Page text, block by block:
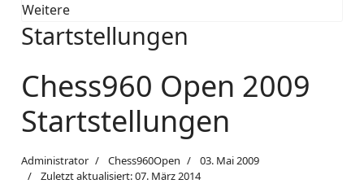
Weitere
Startstellungen
Chess960 Open 2009
Startstellungen
Administrator Chess960Open
03. Mai 2009
Zuletzt aktualisiert: 07. März 2014